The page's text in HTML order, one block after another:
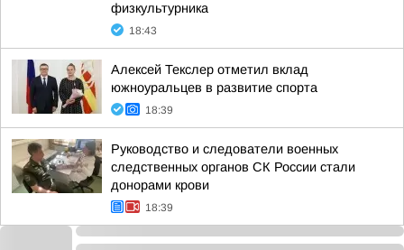
физкультурника
18:43
Алексей Текслер отметил вклад
южноуральцев в развитие спорта
18:39
Руководство и следователи военных
следственных органов СК России стали
донорами крови
18:39